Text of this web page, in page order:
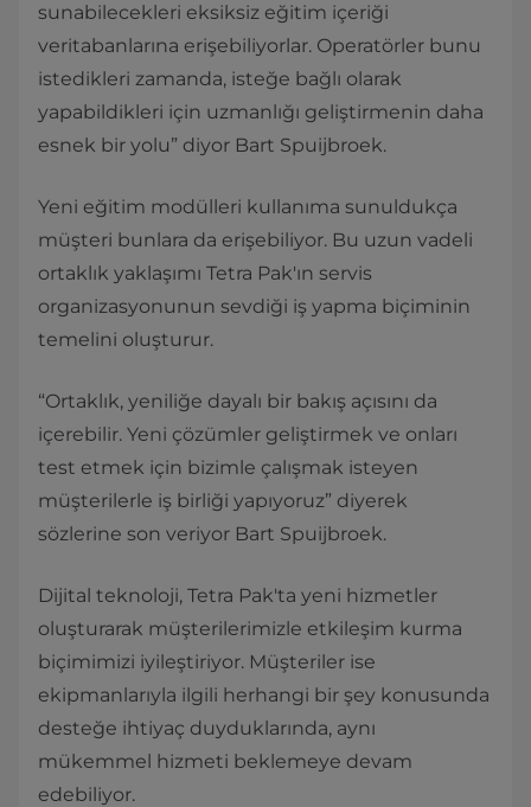
sunabilecekleri eksiksiz eğitim içeriği
veritabanlarına erişebiliyorlar. Operatörler bunu
istedikleri zamanda, isteğe bağlı olarak
yapabildikleri için uzmanlığı geliştirmenin daha
esnek bir yolu” diyor Bart Spuijbroek.
Yeni eğitim modülleri kullanıma sunuldukça
müşteri bunlara da erişebiliyor. Bu uzun vadeli
ortaklık yaklaşımı Tetra Pak'ın servis
organizasyonunun sevdiği iş yapma biçiminin
temelini oluşturur.
“Ortaklık, yeniliğe dayalı bir bakış açısını da
içerebilir. Yeni çözümler geliştirmek ve onları
test etmek için bizimle çalışmak isteyen
müşterilerle iş birliği yapıyoruz” diyerek
sözlerine son veriyor Bart Spuijbroek.
Dijital teknoloji, Tetra Pak'ta yeni hizmetler
oluşturarak müşterilerimizle etkileşim kurma
biçimimizi iyileştiriyor. Müşteriler ise
ekipmanlarıyla ilgili herhangi bir şey konusunda
desteğe ihtiyaç duyduklarında, aynı
mükemmel hizmeti beklemeye devam
edebiliyor.